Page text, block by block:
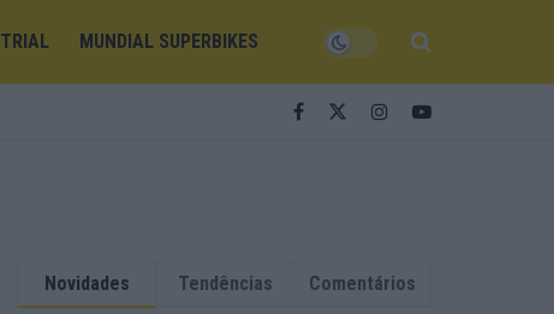
TRIAL MUNDIAL SUPERBIKES
Novidades Tendências Comentários